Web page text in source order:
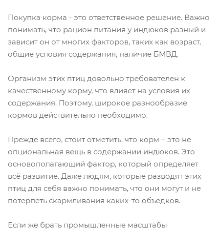
Покупка корма - это ответственное решение. Важно
понимать, что рацион питания у индюков разный и
зависит он от многих факторов, таких как возраст,
общие условия содержания, наличие БМВД.
Организм этих птиц довольно требователен к
качественному корму, что влияет на условия их
содержания. Поэтому, широкое разнообразие
кормов действительно необходимо.
Прежде всего, стоит отметить, что корм – это не
опциональная вещь в содержании индюков. Это
основополагающий фактор, который определяет
всё развитие. Даже людям, которые разводят этих
птиц для себя важно понимать, что они могут и не
потерпеть скармливания каких-то объедков.
Если же брать промышленные масштабы